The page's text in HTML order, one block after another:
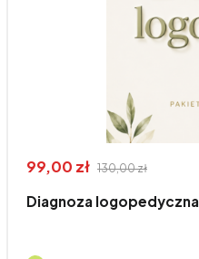
99,00 zł 130,00 zł
Diagnoza logopedyczna